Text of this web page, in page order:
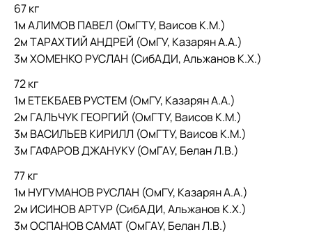
67 кг
1м АЛИМОВ ПАВЕЛ (ОмГТУ, Ваисов К.М.)
2м ТАРАХТИЙ АНДРЕЙ (ОмГУ, Казарян А.А.)
3м ХОМЕНКО РУСЛАН (СибАДИ, Альжанов К.Х.)
72 кг
1м ЕТЕКБАЕВ РУСТЕМ (ОмГУ, Казарян А.А.)
2м ГАЛЬЧУК ГЕОРГИЙ (ОмГТУ, Ваисов К.М.)
3м ВАСИЛЬЕВ КИРИЛЛ (ОмГТУ, Ваисов К.М.)
3м ГАФАРОВ ДЖАНУКУ (ОмГАУ, Белан Л.В.)
77 кг
1м НУГУМАНОВ РУСЛАН (ОмГУ, Казарян А.А.)
2м ИСИНОВ АРТУР (СибАДИ, Альжанов К.Х.)
3м ОСПАНОВ САМАТ (ОмГАУ, Белан Л.В.)